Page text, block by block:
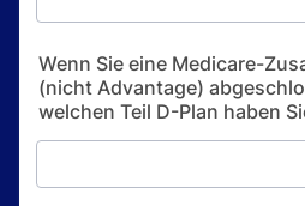
Wenn Sie eine Medicare-
(nicht Advantage)
welchen Teil D-Plan haben